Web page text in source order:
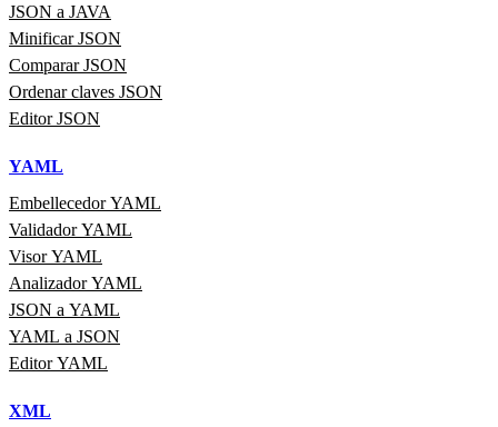
JSON a JAVA
Minificar JSON
Comparar JSON
Ordenar claves JSON
Editor JSON
YAML
Embellecedor YAML
Validador YAML
Visor YAML
Analizador YAML
JSON a YAML
YAML a JSON
Editor YAML
XML